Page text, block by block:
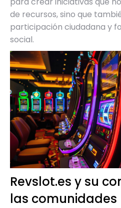
de recursos, sino que
participación ciudadana y
social.
Revslot.es y su
las comunidades